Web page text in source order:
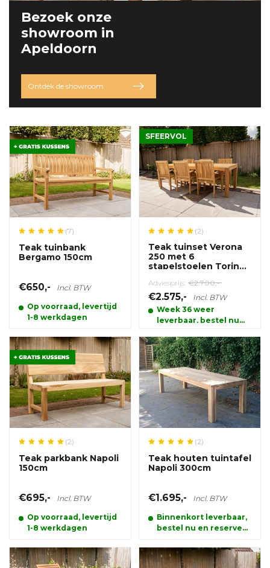
Bezoek onze
showroom in
Apeldoorn
Ontdek de showroom
(7)
Teak tuinbank
Bergamo 150cm
€650,- Incl. BTW
Op voorraad, levertijd
1-8 werkdagen
SFEERVOL
(2)
Teak tuinset Verona
250 met 6
stapelstoelen Torino
Adviesprijs: €2.700,-
€2.575,-
Incl. BTW
Week 36 weer
leverbaar, bestel nu
product.
(2)
Teak parkbank Napoli
150cm
€695,- Incl. BTW
Op voorraad, levertijd
1-8 werkdagen
(2)
Teak houten tuintafel
Napoli 300cm
€1.695,- Incl. BTW
Binnenkort leverbaar,
bestel nu en reserveer